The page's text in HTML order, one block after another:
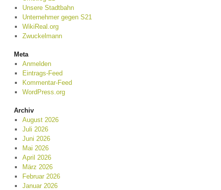
Unsere Stadtbahn
Unternehmer gegen S21
WikiReal.org
Zwuckelmann
Meta
Anmelden
Eintrags-Feed
Kommentar-Feed
WordPress.org
Archiv
August 2026
Juli 2026
Juni 2026
Mai 2026
April 2026
März 2026
Februar 2026
Januar 2026